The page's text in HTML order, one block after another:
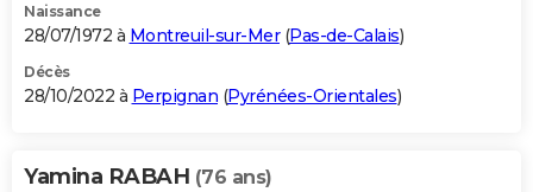
Naissance
28/07/1972 à Montreuil-sur-Mer(Pas-de-Calais)
Décès
28/10/2022 à Perpignan (Pyrénées-Orientales)
Yamina RABAH (76 ans)